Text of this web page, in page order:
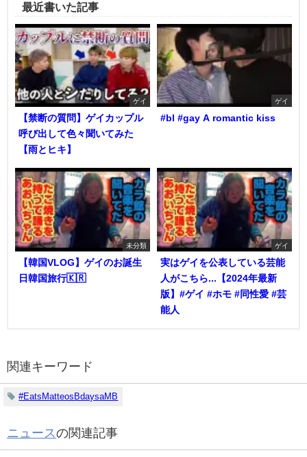
最近書いた記事
ゲイ
【禁断の質問】ゲイカップル
呼び出して色々聞いてみた
【雨とヒキ】
ゲイ
#bl #gay A romantic kiss
未分類
【韓国VLOG】ゲイのお誕生
日韓国旅行🇰🇷
ゲイ
実はゲイを公表している芸能
人がこちら...【2024年最新
版】#ゲイ #ホモ #同性愛 #芸
能人
関連キーワード
#EatsMatteosBdaysaMB
ニュースの関連記事